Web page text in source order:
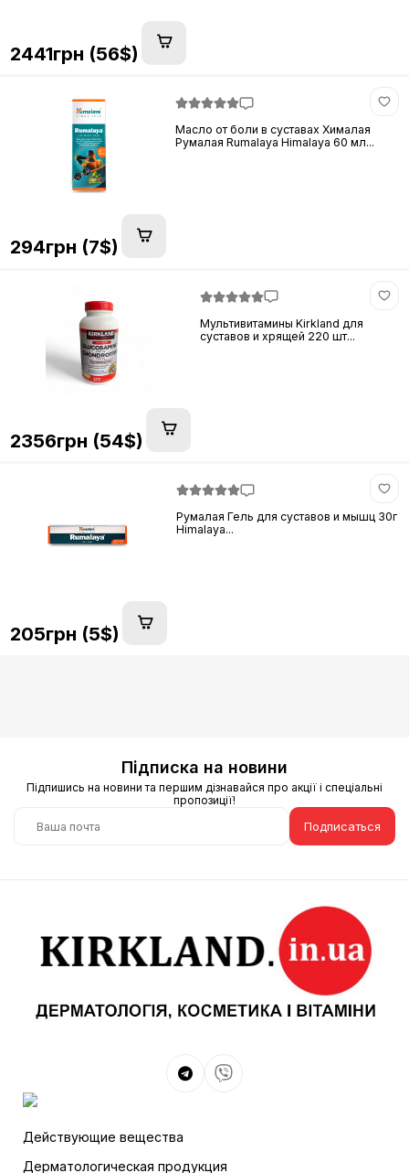
2441грн (56$)
Масло от боли в суставах Хималая
Румалая Rumalaya Himalaya 60 мл...
294грн (7$)
Мультивитамины Kirkland для
суставов и хрящей 220 шт...
2356грн (54$)
Румалая Гель для суставов и мышц 30г
Himalaya...
205грн (5$)
Підписка на новини
Підпишись на новини та першим дізнавайся про акції і спеціальні
пропозиції!
Подписаться
Действующие вещества
Дерматологическая продукция